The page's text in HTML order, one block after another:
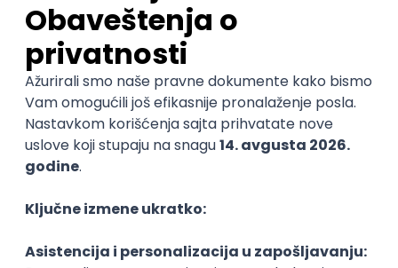
Software Engineer - Platform Team -
C++ on Linux
Arista Networks
Remote
05.09.2026.
C++ Python QoS C Embedded Senior
Software Engineer - Platform Team -
C++ on Linux
Arista Networks
Remote